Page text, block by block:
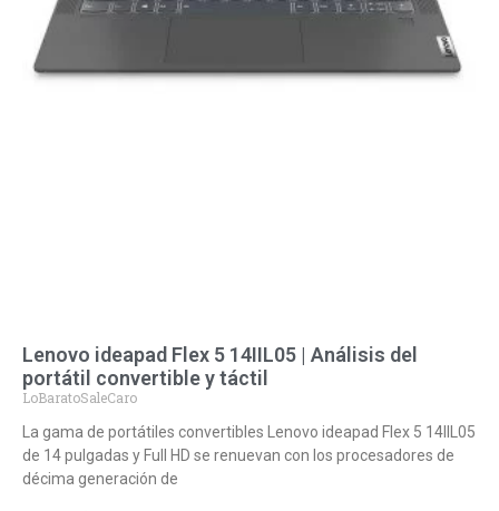
Lenovo ideapad Flex 5 14IIL05 | Análisis del
portátil convertible y táctil
LoBaratoSaleCaro
La gama de portátiles convertibles Lenovo ideapad Flex 5 14IIL05
de 14 pulgadas y Full HD se renuevan con los procesadores de
décima generación de